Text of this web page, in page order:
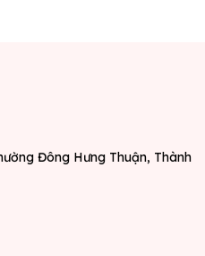
lỗ, mặt trước trong suốt
thanh ép Compressor bằng
Đông Hưng Thuận, Thành